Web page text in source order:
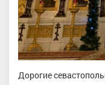
Дорогие